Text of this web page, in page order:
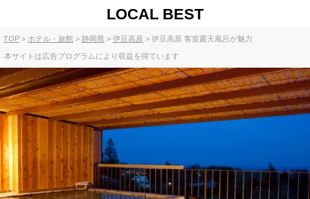
LOCAL BEST
TOP ホテル・旅館 静岡県 伊豆高原 伊豆高原 客室露天風呂が魅力
本サイトは広告プログラムにより収益を得ています